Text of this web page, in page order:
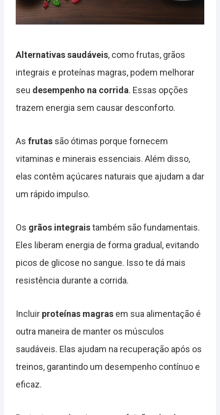
Alternativas saudáveis, como frutas, grãos
integrais e proteínas magras, podem melhorar
seu desempenho na corrida. Essas opções
trazem energia sem causar desconforto.
As frutas são ótimas porque fornecem
vitaminas e minerais essenciais. Além disso,
elas contêm açúcares naturais que ajudam a dar
um rápido impulso.
Os grãos integraistambém são fundamentais.
Eles liberam energia de forma gradual, evitando
picos de glicose no sangue. Isso te dá mais
resistência durante a corrida.
Incluir proteínas magras em sua alimentação é
outra maneira de manter os músculos
saudáveis. Elas ajudam na recuperação após os
treinos, garantindo um desempenho contínuo e
eficaz.